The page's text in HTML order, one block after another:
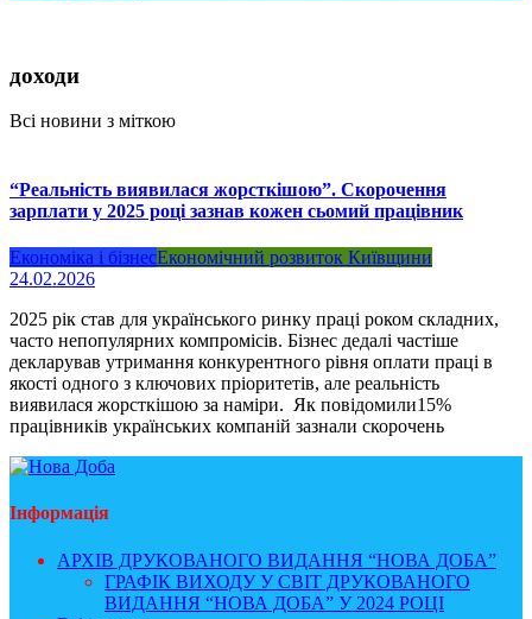
доходи
Всі новини з міткою
“Реальність виявилася жорсткішою”. Скорочення
зарплати у 2025 році зазнав кожен сьомий працівник
Економіка і бізнесЕкономічний розвиток Київщини
24.02.2026
2025 рік став для українського ринку праці роком складних,
часто непопулярних компромісів. Бізнес дедалі частіше
декларував утримання конкурентного рівня оплати праці в
якості одного з ключових пріоритетів, але реальність
виявилася жорсткішою за наміри. Як повідомили15%
працівників українських компаній зазнали скорочень
Інформація
АРХІВ ДРУКОВАНОГО ВИДАННЯ “НОВА ДОБА”
ГРАФІК ВИХОДУ У СВІТ ДРУКОВАНОГО
ВИДАННЯ “НОВА ДОБА” У 2024 РОЦІ